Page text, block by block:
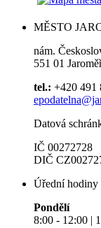
MĚSTO
nám.
551 01
tel.: +420 491
Datová
IČ 00272728
DIČ
Úřední hodiny
Pondělí
8:00 - 12:00 |